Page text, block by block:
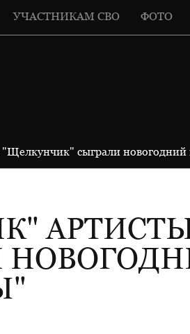
УЧАСТНИКАМ СВО ФОТО
сыграли